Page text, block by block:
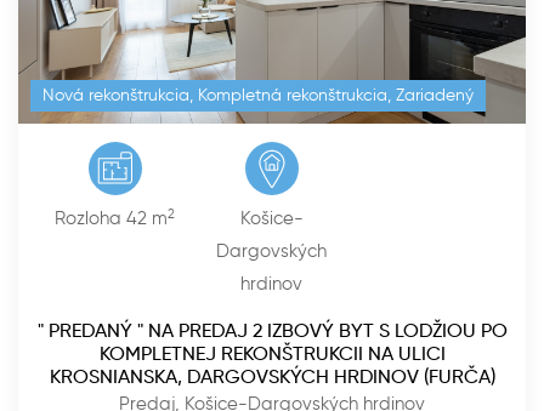
super lokalita
Rozloha 36 m2 Košice-Juh
PREDANÝ - Na predaj pekný 2 izbový byt na ulici
Krivá, Košice - Juh
Predaj, Košice-Juh
183 000€